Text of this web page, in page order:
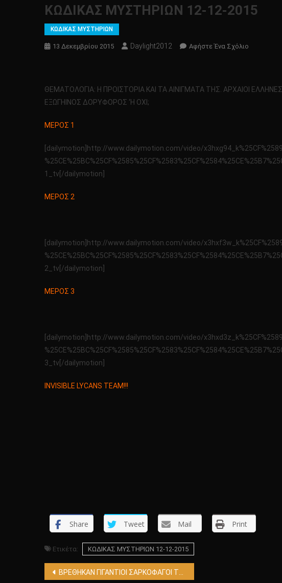
KΩΔΙΚΑΣ ΜΥΣΤΗΡΙΩΝ 12-12-2015
ΚΩΔΙΚΑΣ ΜΥΣΤΗΡΙΩΝ
13 Δεκεμβρίου 2015 Daylight2012 Αφήστε Ένα Σχόλιο
12-
ΘΕΜΑΤΟΛΟΓΙΑ: Η ΠΡΟΙΣΤΟΡΙΑ ΚΑΙ ΤΑ ΑΙΝΙΓΜΑΤΑ ΤΗΣ. ΑΡΧΑΙΟΙ
ΕΞΩΓΗΙΝΟΣ ΔΟΡΥΦΟΡΟΣ ‘Η ΟΧΙ;
ΜΕΡΟΣ 1
[dailymotion]http://www.dailymotion.com/video/
1_tv[/dailymotion]
ΜΕΡΟΣ 2
[dailymotion]http://www.dailymotion.com/video/
2_tv[/dailymotion]
ΜΕΡΟΣ 3
[dailymotion]http://www.dailymotion.com/video/
3_tv[/dailymotion]
INVISIBLE LYCANS TEAM!!!
Share Tweet Mail Print
Ετικέτα: KΩΔΙΚΑΣ ΜΥΣΤΗΡΙΩΝ 12-12-2015
Πλοήγηση
ΒΡΕΘΗΚΑΝ ΓΙΓΑΝΤΙΟΙ ΣΑΡΚΟΦΑΓΟΙ ΤΟ ΛΙΓΟΤΕΡΟ 12.000 ΧΡΟΝΩΝ ΣΤΟ ΙΡΑΝ ΜΕ ΑΘΙΚΤΑ ΤΑ ΠΤΩΜΑΤΑ ΠΟΥ ΕΙΧΑΝ ΜΕΣΑ!!!!